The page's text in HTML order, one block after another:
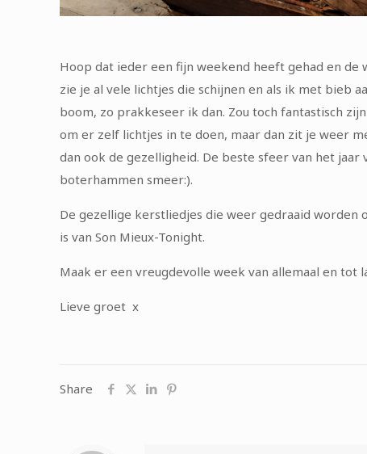
Hoop dat ieder een fijn weekend heeft gehad en
zie je al vele lichtjes die schijnen en als ik met bieb
boom, zo prakkeseer ik dan. Zou toch fantastisch
om er zelf lichtjes in te doen, maar dan zit je weer
dan ook de gezelligheid. De beste sfeer van het
boterhammen smeer:).
De gezellige kerstliedjes die weer gedraaid
is van Son Mieux-Tonight.
Maak er een vreugdevolle week van allemaal en tot
Lieve groet x
Share